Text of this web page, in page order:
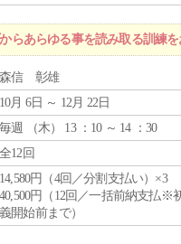
らあらゆる事を読み取る訓練を
森信 彰雄
10月 6日 ～ 12月 22日
毎週 （木） 13 ：10 ～ 14 ：30
全12回
14,580円（4回／分割支払い）×3
40,500円（12回／一括前納支払※
義開始前まで）